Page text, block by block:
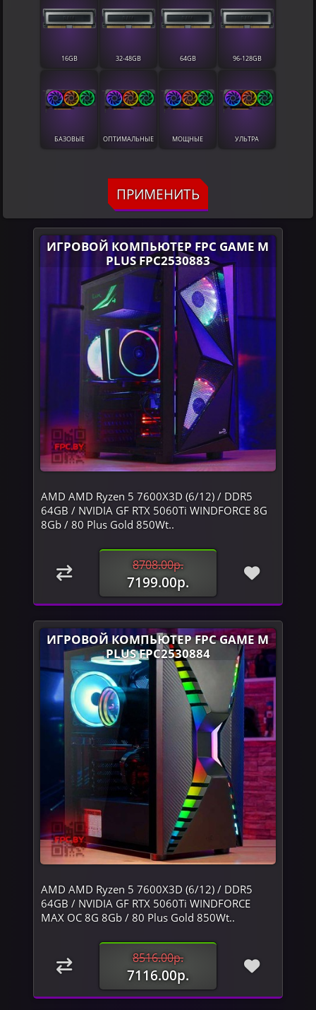
16GB 32-48GB 64GB 96-128GB
БАЗОВЫЕ ОПТИМАЛЬНЫЕ МОЩНЫЕ УЛЬТРА
ПРИМЕНИТЬ
ИГРОВОЙ КОМПЬЮТЕР FPC GAME M
PLUS FPC2530883
AMD AMD Ryzen 5 7600X3D (6/12) / DDR5
64GB / NVIDIA GF RTX 5060Ti WINDFORCE 8G
8Gb / 80 Plus Gold 850Wt..
8708.00р.
7199.00р.
ИГРОВОЙ КОМПЬЮТЕР FPC GAME M
PLUS FPC2530884
AMD AMD Ryzen 5 7600X3D (6/12) / DDR5
64GB / NVIDIA GF RTX 5060Ti WINDFORCE
MAX OC 8G 8Gb / 80 Plus Gold 850Wt..
8516.00р.
7116.00р.